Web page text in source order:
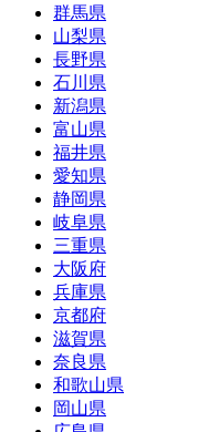
群馬県
山梨県
長野県
石川県
新潟県
富山県
福井県
愛知県
静岡県
岐阜県
三重県
大阪府
兵庫県
京都府
滋賀県
奈良県
和歌山県
岡山県